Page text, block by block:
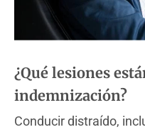
¿Qué lesiones
indemnización?
Conducir distraído,